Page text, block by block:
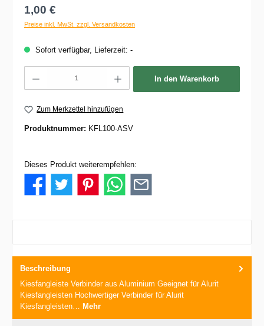
Regulärer Preis:
1,00 €
Preise inkl. MwSt. zzgl. Versandkosten
Sofort verfügbar, Lieferzeit: -
In den Warenkorb
Zum Merkzettel hinzufügen
Produktnummer: KFL100-ASV
Dieses Produkt weiterempfehlen:
Beschreibung
Kiesfangleiste Verbinder aus Aluminium Geeignet für Alurit
Kiesfangleisten Hochwertiger Verbinder für Alurit
Kiesfangleisten… Mehr